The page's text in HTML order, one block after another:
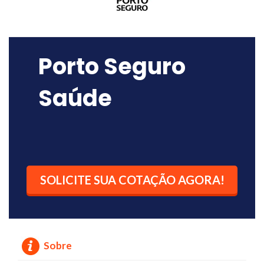
Porto Seguro
Saúde
SOLICITE SUA COTAÇÃO AGORA!
Sobre